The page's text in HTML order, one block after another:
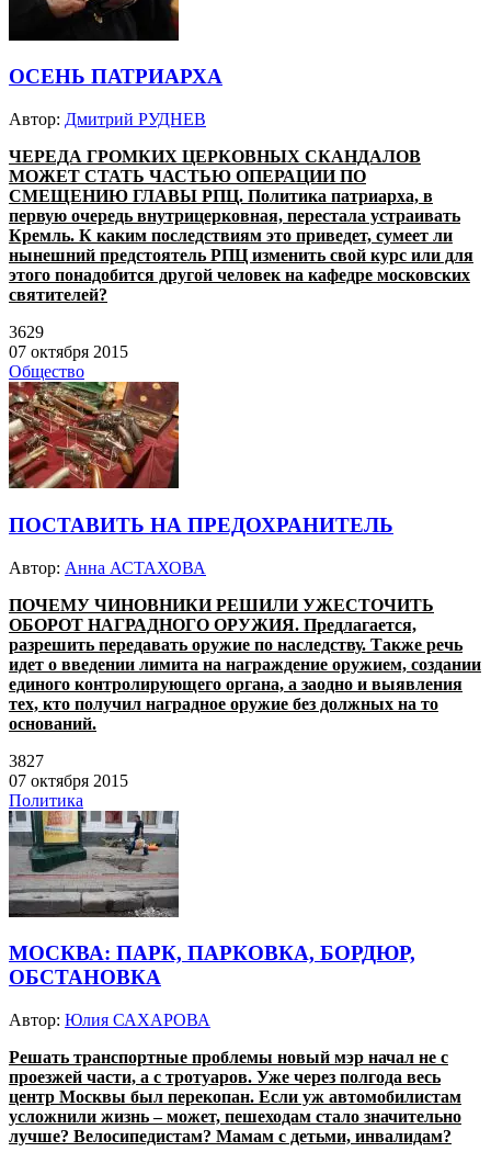
ОСЕНЬ ПАТРИАРХА
Автор: Дмитрий РУДНЕВ
ЧЕРЕДА ГРОМКИХ ЦЕРКОВНЫХ СКАНДАЛОВ
МОЖЕТ СТАТЬ ЧАСТЬЮ ОПЕРАЦИИ ПО
СМЕЩЕНИЮ ГЛАВЫ РПЦ. Политика патриарха, в
первую очередь внутрицерковная, перестала устраивать
Кремль. К каким последствиям это приведет, сумеет ли
нынешний предстоятель РПЦ изменить свой курс или для
этого понадобится другой человек на кафедре московских
святителей?
3629
07 октября 2015
Общество
ПОСТАВИТЬ НА ПРЕДОХРАНИТЕЛЬ
Автор: Анна АСТАХОВА
ПОЧЕМУ ЧИНОВНИКИ РЕШИЛИ УЖЕСТОЧИТЬ
ОБОРОТ НАГРАДНОГО ОРУЖИЯ. Предлагается,
разрешить передавать оружие по наследству. Также речь
идет о введении лимита на награждение оружием, создании
единого контролирующего органа, а заодно и выявления
тех, кто получил наградное оружие без должных на то
оснований.
3827
07 октября 2015
Политика
МОСКВА: ПАРК, ПАРКОВКА, БОРДЮР,
ОБСТАНОВКА
Автор: Юлия САХАРОВА
Решать транспортные проблемы новый мэр начал не с
проезжей части, а с тротуаров. Уже через полгода весь
центр Москвы был перекопан. Если уж автомобилистам
усложнили жизнь – может, пешеходам стало значительно
лучше? Велосипедистам? Мамам с детьми, инвалидам?